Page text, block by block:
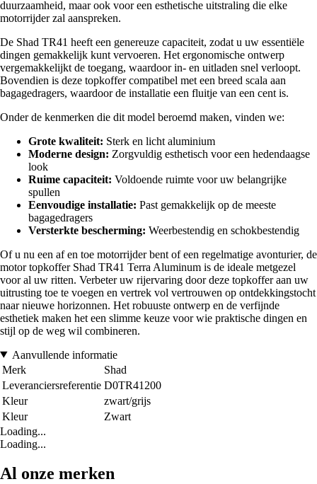
duurzaamheid, maar ook voor een esthetische uitstraling die elke
motorrijder zal aanspreken.
De Shad TR41 heeft een genereuze capaciteit, zodat u uw essentiële
dingen gemakkelijk kunt vervoeren. Het ergonomische ontwerp
vergemakkelijkt de toegang, waardoor in- en uitladen snel verloopt.
Bovendien is deze topkoffer compatibel met een breed scala aan
bagagedragers, waardoor de installatie een fluitje van een cent is.
Onder de kenmerken die dit model beroemd maken, vinden we:
Grote kwaliteit: Sterk en licht aluminium
Moderne design: Zorgvuldig esthetisch voor een hedendaagse
look
Ruime capaciteit: Voldoende ruimte voor uw belangrijke
spullen
Eenvoudige installatie: Past gemakkelijk op de meeste
bagagedragers
Versterkte bescherming: Weerbestendig en schokbestendig
Of u nu een af en toe motorrijder bent of een regelmatige avonturier, de
motor topkoffer Shad TR41 Terra Aluminum is de ideale metgezel
voor al uw ritten. Verbeter uw rijervaring door deze topkoffer aan uw
uitrusting toe te voegen en vertrek vol vertrouwen op ontdekkingstocht
naar nieuwe horizonnen. Het robuuste ontwerp en de verfijnde
esthetiek maken het een slimme keuze voor wie praktische dingen en
stijl op de weg wil combineren.
Aanvullende informatie
Merk
Shad
Leveranciersreferentie D0TR41200
Kleur
zwart/grijs
Kleur
Zwart
Loading...
Loading...
Al onze merken